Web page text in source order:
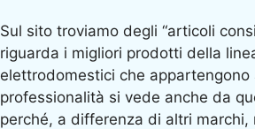
Sul sito troviamo degli “articoli
riguarda i migliori prodotti della
elettrodomestici che appartengono
professionalità si vede anche da
perché, a differenza di altri marchi,